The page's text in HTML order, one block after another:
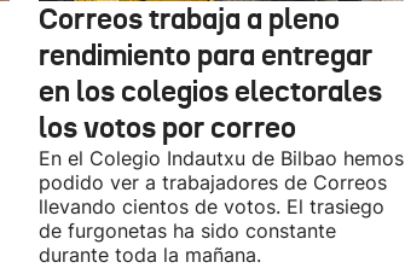
Correos trabaja a pleno
rendimiento para entregar
en los colegios electorales
los votos por correo
En el Colegio Indautxu de Bilbao hemos
podido ver a trabajadores de Correos
llevando cientos de votos. El trasiego
de furgonetas ha sido constante
durante toda la mañana.